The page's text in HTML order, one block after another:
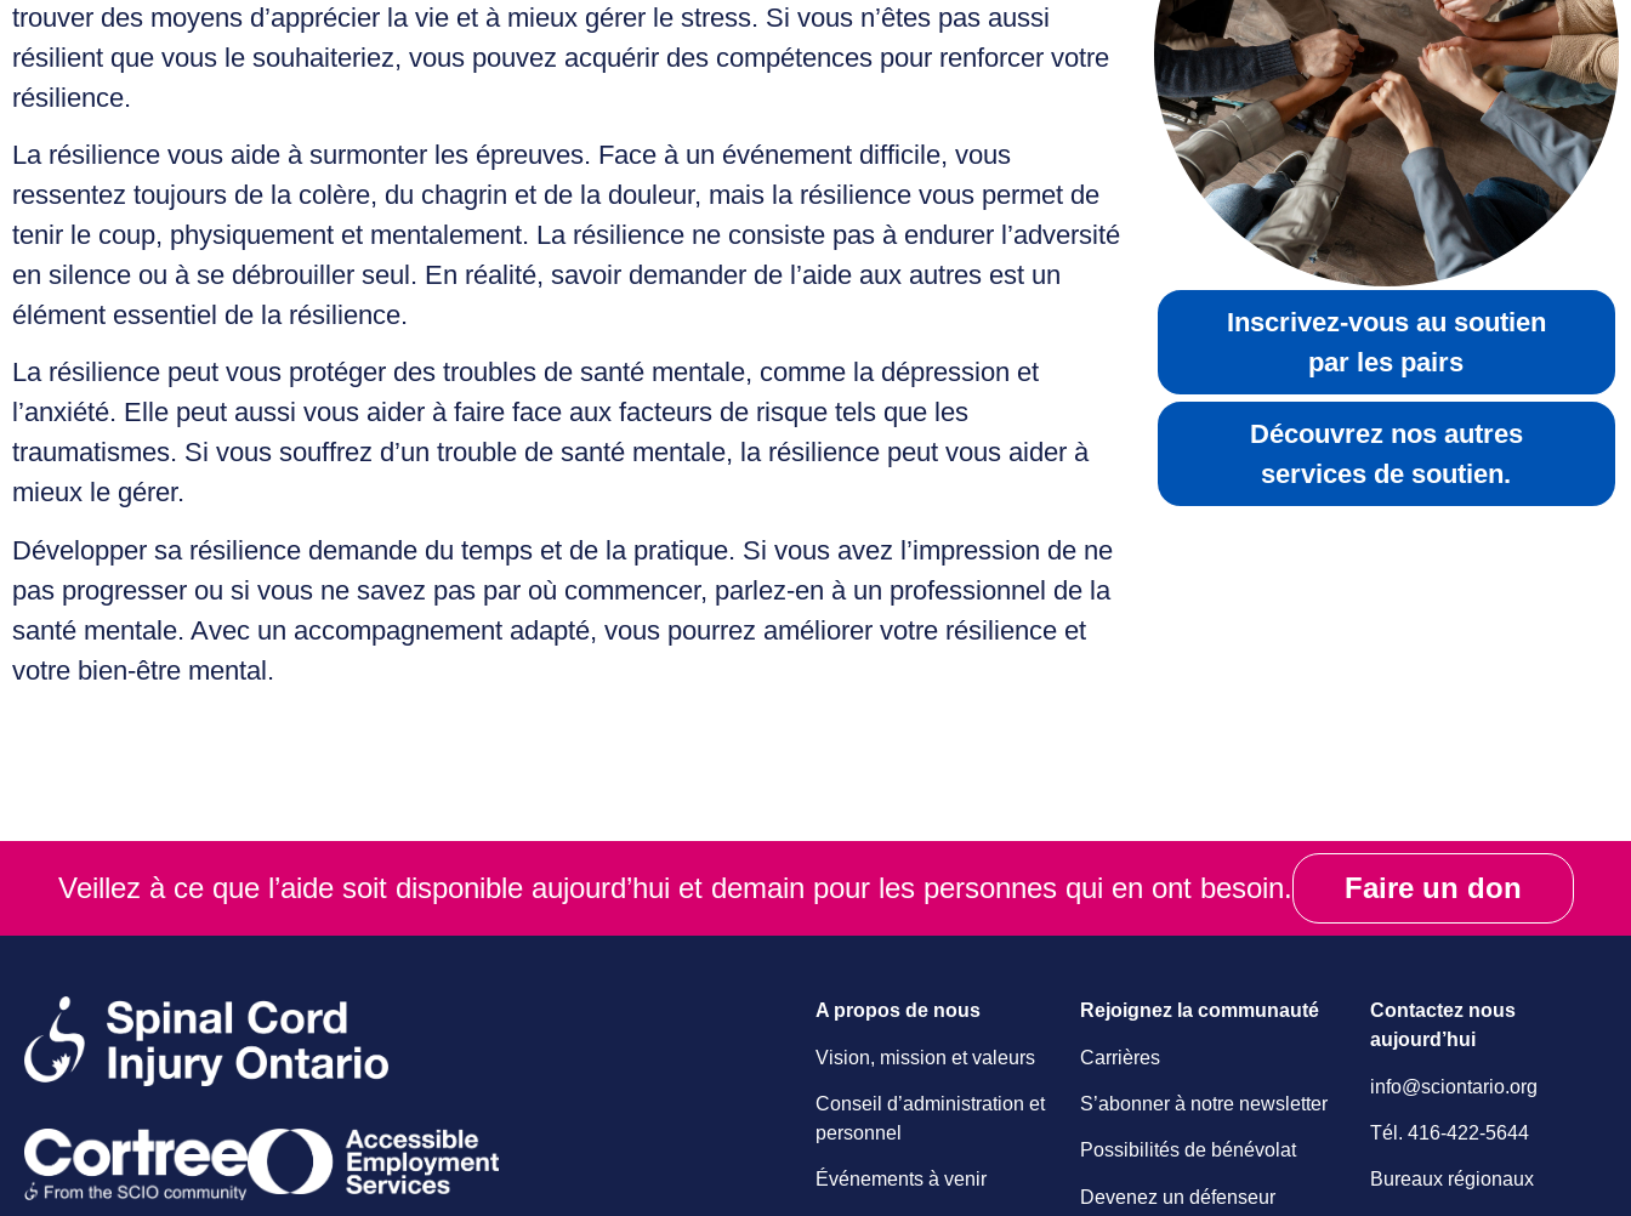
trouver des moyens d’apprécier la vie et à mieux gérer le stress. Si vous n’êtes pas aussi
résilient que vous le souhaiteriez, vous pouvez acquérir des compétences pour renforcer votre
résilience.
La résilience vous aide à surmonter les épreuves. Face à un événement difficile, vous
ressentez toujours de la colère, du chagrin et de la douleur, mais la résilience vous permet de
tenir le coup, physiquement et mentalement. La résilience ne consiste pas à endurer l’adversité
en silence ou à se débrouiller seul. En réalité, savoir demander de l’aide aux autres est un
élément essentiel de la résilience.
La résilience peut vous protéger des troubles de santé mentale, comme la dépression et
l’anxiété. Elle peut aussi vous aider à faire face aux facteurs de risque tels que les
traumatismes. Si vous souffrez d’un trouble de santé mentale, la résilience peut vous aider à
mieux le gérer.
Développer sa résilience demande du temps et de la pratique. Si vous avez l’impression de ne
pas progresser ou si vous ne savez pas par où commencer, parlez-en à un professionnel de la
santé mentale. Avec un accompagnement adapté, vous pourrez améliorer votre résilience et
votre bien-être mental.
Inscrivez-vous au soutien
par les pairs
Découvrez nos autres
services de soutien.
Veillez à ce que l’aide soit disponible aujourd’hui et demain pour les personnes qui en ont besoin. Faire un don
A propos de nous
Vision, mission et valeurs
Conseil d’administration et
personnel
Événements à venir
Rejoignez la communauté
Carrières
S’abonner à notre newsletter
Possibilités de bénévolat
Devenez un défenseur
Contactez nous
aujourd’hui
info@sciontario.org
Tél. 416-422-5644
Bureaux régionaux